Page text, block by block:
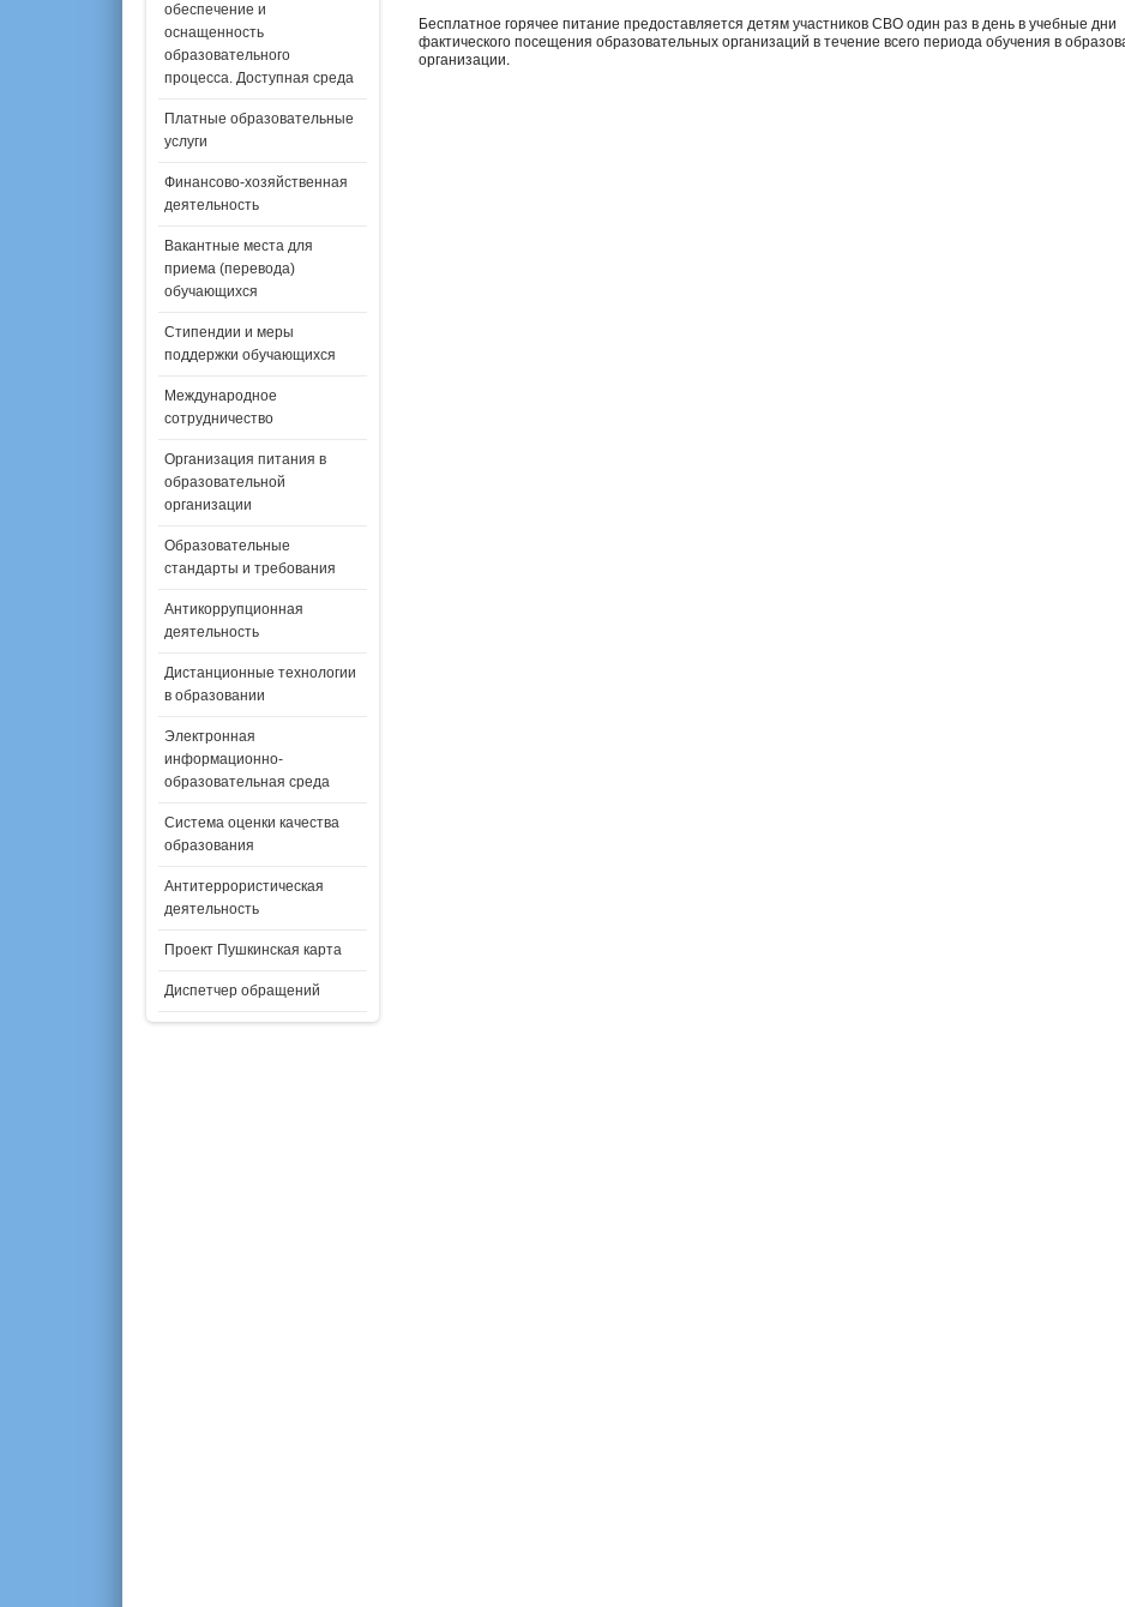
обеспечение и
оснащенность
образовательного
процесса. Доступная среда
Платные образовательные
услуги
Финансово-хозяйственная
деятельность
Вакантные места для
приема (перевода)
обучающихся
Стипендии и меры
поддержки обучающихся
Международное
сотрудничество
Организация питания в
образовательной
организации
Образовательные
стандарты и требования
Антикоррупционная
деятельность
Дистанционные технологии
в образовании
Электронная
информационно-
образовательная среда
Система оценки качества
образования
Антитеррористическая
деятельность
Проект Пушкинская карта
Диспетчер обращений
Бесплатное горячее питание предоставляется детям участников СВО один раз в день в учебные дни
фактического посещения образовательных организаций в течение всего периода обучения в
организации.